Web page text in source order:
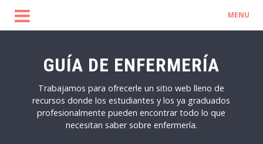
MENU
GUÍA DE ENFERMERÍA
Trabajamos para ofrecerle un sitio web lleno de
recursos donde los estudiantes y los ya graduados
profesionalmente pueden encontrar todo lo que
necesitan saber sobre enfermería.